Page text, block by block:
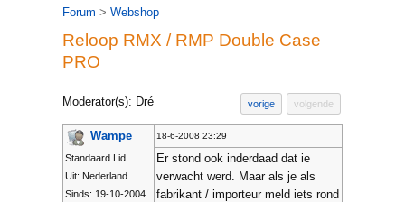
Forum > Webshop
Reloop RMX / RMP Double Case
PRO
Moderator(s): Dré vorige volgende
Wampe
Standaard Lid
Uit: Nederland
Sinds: 19-10-2004
18-6-2008 23:29
Er stond ook inderdaad dat ie
verwacht werd. Maar als je als
fabrikant / importeur meld iets rond